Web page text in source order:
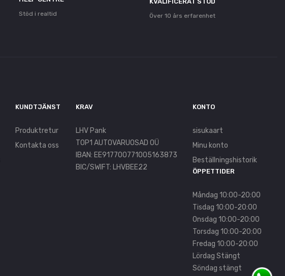
Stöd i realtid Över 10 års erfarenhet
KUNDTJÄNST
Produktretur
Kontakta oss
KRAV
LHV Pank
TOP1 AUTOVARUOSAD OÜ
IBAN: EE917700771005163873
BIC/SWIFT: LHVBEE22
KONTO
sisukaart
Minu konto
Beställningshistorik
ÖPPETTIDER
Måndag 10:00-20:00
Tisdag 10:00-20:00
Onsdag 10:00-20:00
Torsdag 10:00-20:00
Fredag 10:00-20:00
Lördag Stängt
Söndag stängt